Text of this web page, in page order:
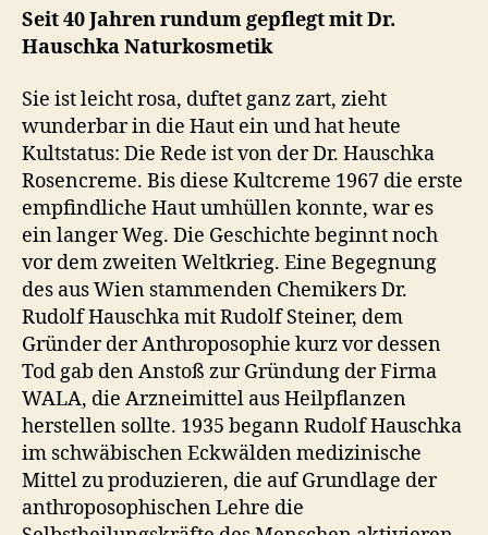
Seit 40 Jahren rundum gepflegt mit Dr.
Hauschka Naturkosmetik
Sie ist leicht rosa, duftet ganz zart, zieht
wunderbar in die Haut ein und hat heute
Kultstatus: Die Rede ist von der Dr. Hauschka
Rosencreme. Bis diese Kultcreme 1967 die erste
empfindliche Haut umhüllen konnte, war es
ein langer Weg. Die Geschichte beginnt noch
vor dem zweiten Weltkrieg. Eine Begegnung
des aus Wien stammenden Chemikers Dr.
Rudolf Hauschka mit Rudolf Steiner, dem
Gründer der Anthroposophie kurz vor dessen
Tod gab den Anstoß zur Gründung der Firma
WALA, die Arzneimittel aus Heilpflanzen
herstellen sollte. 1935 begann Rudolf Hauschka
im schwäbischen Eckwälden medizinische
Mittel zu produzieren, die auf Grundlage der
anthroposophischen Lehre die